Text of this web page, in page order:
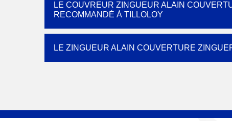
LE COUVREUR ZINGUEUR ALAIN
RECOMMANDÉ À TILLOLOY
LE ZINGUEUR ALAIN COUVERTURE